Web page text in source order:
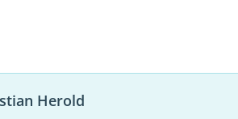
Herold